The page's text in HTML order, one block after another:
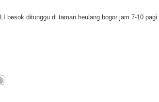
besok ditunggu di taman heulang bogor jam 7-10